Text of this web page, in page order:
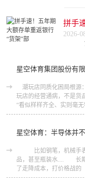
拼手
2026-
星空体育集团股份有
潮玩店同质化困局根源
玩店的经营通病，不是货
“看似样样齐全、实则毫
星空体育：半导体并
比如钢笔，机械手表
品，甚至瓶装水.... 长期
了走降成本，打价格战的